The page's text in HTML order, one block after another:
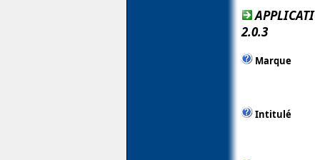
2.0.3
Marque
Intitulé